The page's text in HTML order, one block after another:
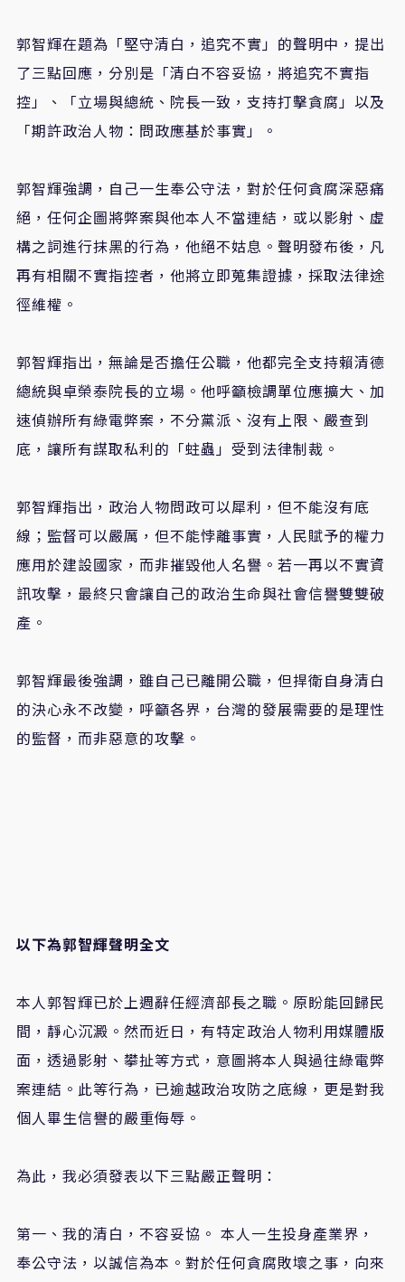
郭智輝在題為「堅守清白，追究不實」的聲明中，提出
了三點回應，分別是「清白不容妥協，將追究不實指
控」、「立場與總統、院長一致，支持打擊貪腐」以及
「期許政治人物：問政應基於事實」。
郭智輝強調，自己一生奉公守法，對於任何貪腐深惡痛
絕，任何企圖將弊案與他本人不當連結，或以影射、虛
構之詞進行抹黑的行為，他絕不姑息。聲明發布後，凡
再有相關不實指控者，他將立即蒐集證據，採取法律途
徑維權。
郭智輝指出，無論是否擔任公職，他都完全支持賴清德
總統與卓榮泰院長的立場。他呼籲檢調單位應擴大、加
速偵辦所有綠電弊案，不分黨派、沒有上限、嚴查到
底，讓所有謀取私利的「蛀蟲」受到法律制裁。
郭智輝指出，政治人物問政可以犀利，但不能沒有底
線；監督可以嚴厲，但不能悖離事實，人民賦予的權力
應用於建設國家，而非摧毀他人名譽。若一再以不實資
訊攻擊，最終只會讓自己的政治生命與社會信譽雙雙破
產。
郭智輝最後強調，雖自己已離開公職，但捍衛自身清白
的決心永不改變，呼籲各界，台灣的發展需要的是理性
的監督，而非惡意的攻擊。
以下為郭智輝聲明全文
本人郭智輝已於上週辭任經濟部長之職。原盼能回歸民
間，靜心沉澱。然而近日，有特定政治人物利用媒體版
面，透過影射、攀扯等方式，意圖將本人與過往綠電弊
案連結。此等行為，已逾越政治攻防之底線，更是對我
個人畢生信譽的嚴重侮辱。
為此，我必須發表以下三點嚴正聲明：
第一、我的清白，不容妥協。 本人一生投身產業界，
奉公守法，以誠信為本。對於任何貪腐敗壞之事，向來